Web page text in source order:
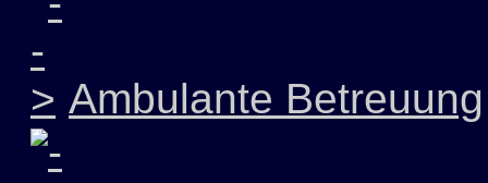
Ambulante Betreuung